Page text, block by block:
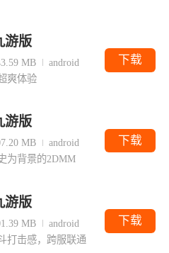
游版
MB
android
爽体验
下载
游版
MB
android
为背景的2DMM
下载
游版
MB
android
打击感，跨服联通
下载